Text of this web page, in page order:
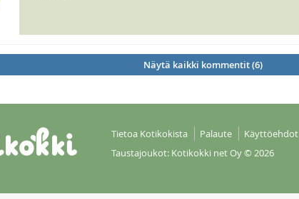
Näytä kaikki kommentit (6)
Tietoa Kotikokista Palaute Käyttöehdot
Taustajoukot: Kotikokki net Oy© 2026